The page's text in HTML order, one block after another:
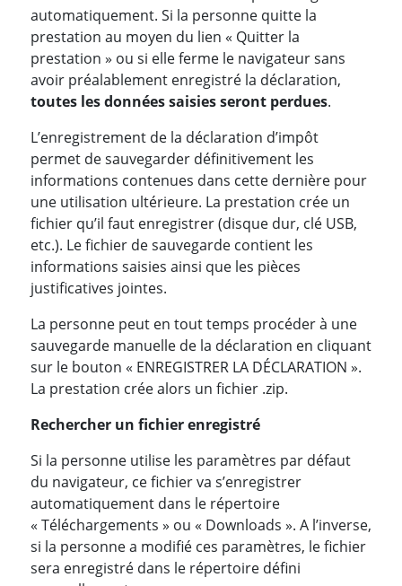
automatiquement. Si la personne quitte la
prestation au moyen du lien « Quitter la
prestation » ou si elle ferme le navigateur sans
avoir préalablement enregistré la déclaration,
toutes les données saisies seront perdues.
L’enregistrement de la déclaration d’impôt
permet de sauvegarder définitivement les
informations contenues dans cette dernière pour
une utilisation ultérieure. La prestation crée un
fichier qu’il faut enregistrer (disque dur, clé USB,
etc.). Le fichier de sauvegarde contient les
informations saisies ainsi que les pièces
justificatives jointes.
La personne peut en tout temps procéder à une
sauvegarde manuelle de la déclaration en cliquant
sur le bouton « ENREGISTRER LA DÉCLARATION ».
La prestation crée alors un fichier .zip.
Rechercher un fichier enregistré
Si la personne utilise les paramètres par défaut
du navigateur, ce fichier va s’enregistrer
automatiquement dans le répertoire
« Téléchargements » ou « Downloads ». A l’inverse,
si la personne a modifié ces paramètres, le fichier
sera enregistré dans le répertoire défini